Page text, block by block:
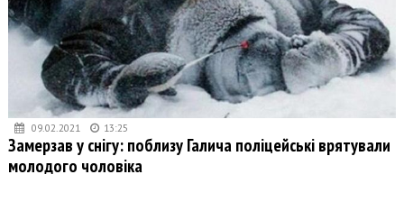
09.02.2021 13:25
Замерзав у снігу: поблизу Галича поліцейські врятували
молодого чоловіка